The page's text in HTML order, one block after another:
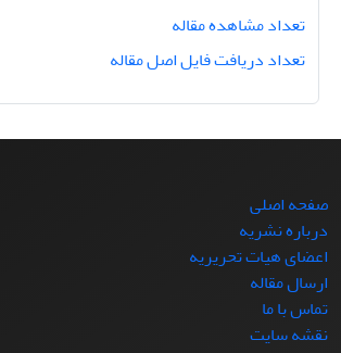
تعداد مشاهده مقاله
تعداد دریافت فایل اصل مقاله
صفحه اصلی
درباره نشریه
اعضای هیات تحریریه
ارسال مقاله
تماس با ما
نقشه سایت